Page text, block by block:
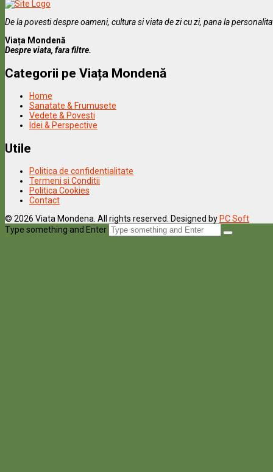
De la povesti despre oameni, cultura si viata de zi cu zi, pana la
Viața Mondenă
Despre viata, fara filtre.
Categorii pe Viața Mondenă
Home
Sanatate & Frumusete
Vedete & Povesti
Idei & Perspective
Utile
Politica de confidentialitate
Termeni si Conditii
Politica Cookies
Contact
© 2026 Viata Mondena. All rights reserved. Designed by PC Soft
Type something and Enter